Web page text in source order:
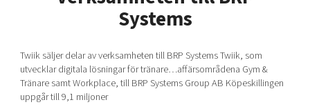
Kunskapsbank
Programmet
Systems
Twiik säljer delar av verksamheten till BRP Systems Twiik, som
utvecklar digitala lösningar för tränare…affärsområdena Gym &
Tränare samt Workplace, till BRP Systems Group AB Köpeskillingen
uppgår till 9,1 miljoner